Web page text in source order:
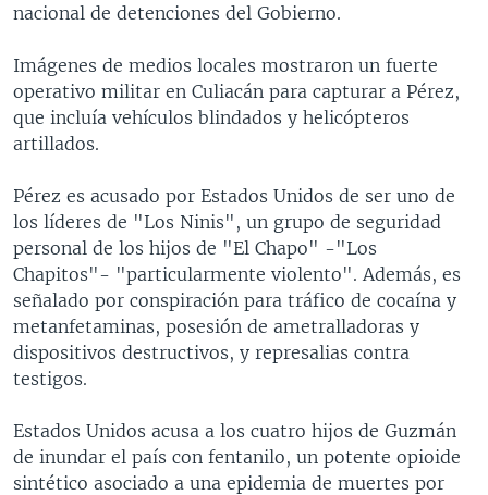
nacional de detenciones del Gobierno.
Imágenes de medios locales mostraron un fuerte
operativo militar en Culiacán para capturar a Pérez,
que incluía vehículos blindados y helicópteros
artillados.
Pérez es acusado por Estados Unidos de ser uno de
los líderes de "Los Ninis", un grupo de seguridad
personal de los hijos de "El Chapo" -"Los
Chapitos"- "particularmente violento". Además, es
señalado por conspiración para tráfico de cocaína y
metanfetaminas, posesión de ametralladoras y
dispositivos destructivos, y represalias contra
testigos.
Estados Unidos acusa a los cuatro hijos de Guzmán
de inundar el país con fentanilo, un potente opioide
sintético asociado a una epidemia de muertes por